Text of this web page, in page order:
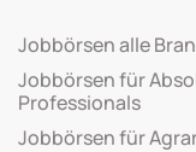
Jobbörsen alle
Jobbörsen für
Professionals
Jobbörsen für